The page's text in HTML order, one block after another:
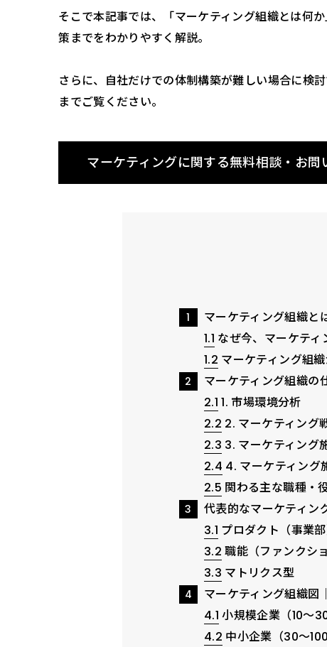
そこで本記事では、「マーケティング組織とは何
策までをわかりやすく解説。
さらに、自社だけでの体制構築が難しい場合に検
までご覧ください。
マーケティングに関する無料相談・お問
1
マーケティング組織と
1.1 なぜ今、マーケティ
1.2 マーケティング組
2
マーケティング組織の
2.1 1. 市場環境分析
2.2 2. マーケティング
2.3 3. マーケティング
2.4 4. マーケティング
2.5 関わる主な職種・
3
代表的なマーケティン
3.1 プロダクト（事業
3.2 職能（ファンクシ
3.3 マトリクス型
4
マーケティング組織図
4.1 小規模企業（10〜
4.2 中小企業（30〜